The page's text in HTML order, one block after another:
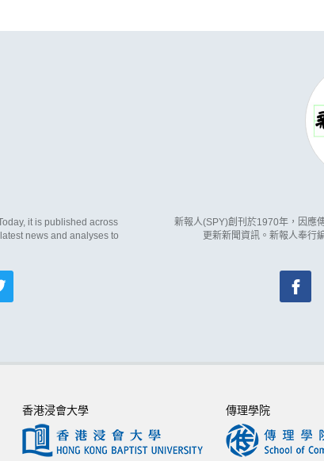
it is published across
news and analyses to
新報人(SPY)創刊於1970年，因應
更新新聞資訊。新報人奉行
香港浸會大學 傳理學院